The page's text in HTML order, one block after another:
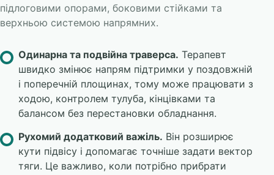
підлоговими опорами, боковими стійками та
верхньою системою напрямних.
Одинарна та подвійна траверса. Терапевт
швидко змінює напрям підтримки у поздовжній
і поперечній площинах, тому може працювати з
ходою, контролем тулуба, кінцівками та
балансом без перестановки обладнання.
Рухомий додатковий важіль. Він розширює
кути підвісу і допомагає точніше задати вектор
тяги. Це важливо, коли потрібно прибрати